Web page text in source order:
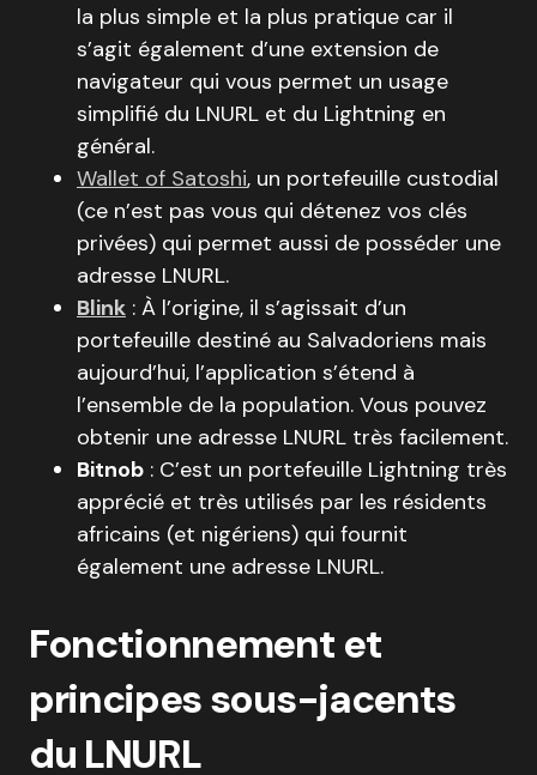
la plus simple et la plus pratique car il
s’agit également d’une extension de
navigateur qui vous permet un usage
simplifié du LNURL et du Lightning en
général.
Wallet of Satoshi, un portefeuille custodial
(ce n’est pas vous qui détenez vos clés
privées) qui permet aussi de posséder une
adresse LNURL.
Blink : À l’origine, il s’agissait d’un
portefeuille destiné au Salvadoriens mais
aujourd’hui, l’application s’étend à
l’ensemble de la population. Vous pouvez
obtenir une adresse LNURL très facilement.
Bitnob : C’est un portefeuille Lightning très
apprécié et très utilisés par les résidents
africains (et nigériens) qui fournit
également une adresse LNURL.
Fonctionnement et
principes sous-jacents
du LNURL